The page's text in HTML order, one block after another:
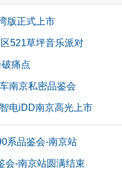
版正式上市
521草坪音乐派对
痛点
南京私密品鉴会
电iDD南京高光上市
系品鉴会-南京站
会-南京站圆满结束